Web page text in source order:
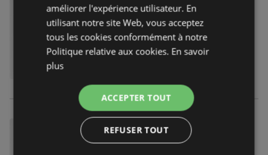
améliorer l'expérience utilisateur. En
utilisant notre site Web, vous acceptez
tous les cookies conformément à notre
Politique relative aux cookies. En savoir
plus
ACCEPTER TOUT
REFUSER TOUT